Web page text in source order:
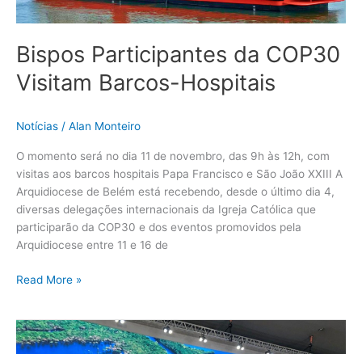
Bispos Participantes da COP30
Visitam Barcos-Hospitais
Notícias / Alan Monteiro
O momento será no dia 11 de novembro, das 9h às 12h, com
visitas aos barcos hospitais Papa Francisco e São João XXIII A
Arquidiocese de Belém está recebendo, desde o último dia 4,
diversas delegações internacionais da Igreja Católica que
participarão da COP30 e dos eventos promovidos pela
Arquidiocese entre 11 e 16 de
Read More »
Papa
Leão